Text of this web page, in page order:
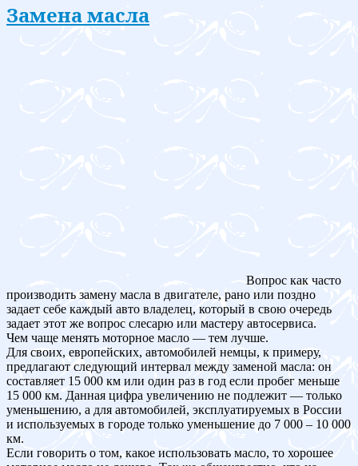
Замена масла
Вопрос как часто
производить замену масла в двигателе, рано или поздно
задает себе каждый авто владелец, который в свою очередь
задает этот же вопрос слесарю или мастеру автосервиса.
Чем чаще менять моторное масло — тем лучше.
Для своих, европейских, автомобилей немцы, к примеру,
предлагают следующий интервал между заменой масла: он
составляет 15 000 км или один раз в год если пробег меньше
15 000 км. Данная цифра увеличению не подлежит — только
уменьшению, а для автомобилей, эксплуатируемых в России
и используемых в городе только уменьшение до 7 000 – 10 000
км.
Если говорить о том, какое использовать масло, то хорошее